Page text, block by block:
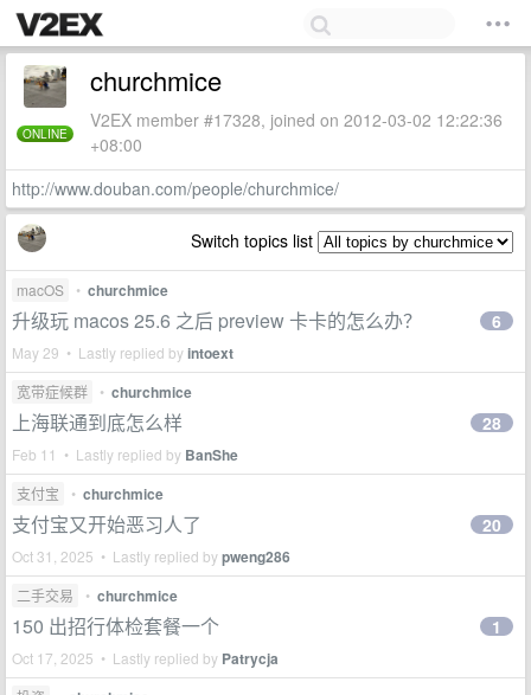
ONLINE
churchmice
V2EX member #17328, joined on 2012-03-02 12:22:36
+08:00
http://www.douban.com/people/churchmice/
Switch topics list
macOS • churchmice
升级玩 macos 25.6 之后 preview 卡卡的怎么办？
May 29 • Lastly replied byintoext
6
宽带症候群 • churchmice
上海联通到底怎么样
Feb 11 • Lastly replied by BanShe
28
支付宝 • churchmice
支付宝又开始恶习人了
Oct 31, 2025 • Lastly replied bypweng286
20
二手交易 • churchmice
150 出招行体检套餐一个
Oct 17, 2025 • Lastly replied by Patrycja
1